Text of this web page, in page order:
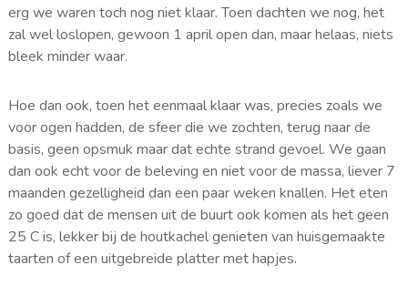
erg we waren toch nog niet klaar. Toen dachten we nog, het
zal wel loslopen, gewoon 1 april open dan, maar helaas, niets
bleek minder waar.
Hoe dan ook, toen het eenmaal klaar was, precies zoals we
voor ogen hadden, de sfeer die we zochten, terug naar de
basis, geen opsmuk maar dat echte strand gevoel. We gaan
dan ook echt voor de beleving en niet voor de massa, liever 7
maanden gezelligheid dan een paar weken knallen. Het eten
zo goed dat de mensen uit de buurt ook komen als het geen
25 C is, lekker bij de houtkachel genieten van huisgemaakte
taarten of een uitgebreide platter met hapjes.